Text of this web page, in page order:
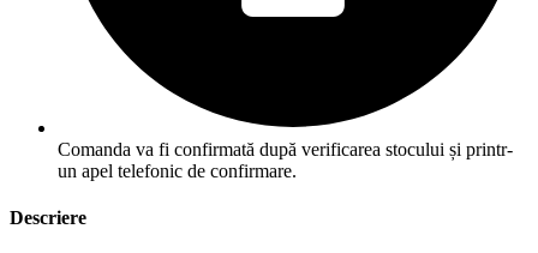
Comanda va fi confirmată după verificarea stocului și printr-
un apel telefonic de confirmare.
Descriere